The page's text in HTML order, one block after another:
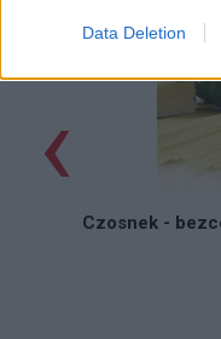
Data Deletion
Czosnek -
‹